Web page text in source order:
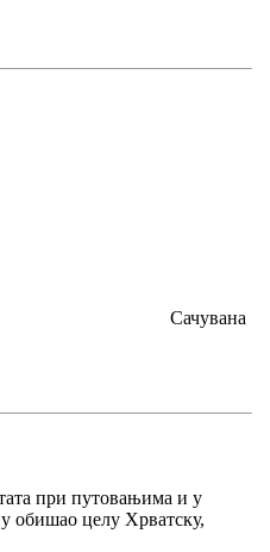
Сачувана
при путовањима и у
обишао целу Хрватску,